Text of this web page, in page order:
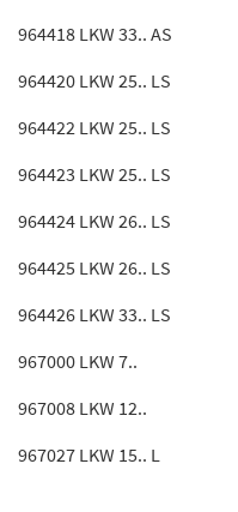
964418 LKW 33.. AS
964420 LKW 25.. LS
964422 LKW 25.. LS
964423 LKW 25.. LS
964424 LKW 26.. LS
964425 LKW 26.. LS
964426 LKW 33.. LS
967000 LKW 7..
967008 LKW 12..
967027 LKW 15.. L